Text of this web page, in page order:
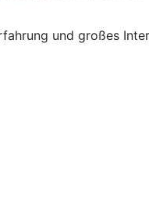
und großes